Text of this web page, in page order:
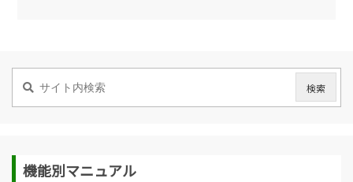
機能別マニュアル